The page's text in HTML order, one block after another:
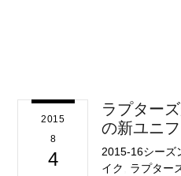
2015
8
4
ラプター
の新ユニ
2015-16シーズ
イク
ラプター